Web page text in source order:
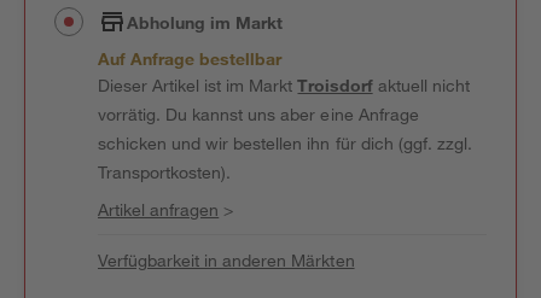
Abholung im Markt
Auf Anfrage bestellbar
Dieser Artikel ist im MarktTroisdorfaktuell nicht
vorrätig. Du kannst uns aber eine Anfrage
schicken und wir bestellen ihn für dich (ggf. zzgl.
Transportkosten).
Artikel anfragen >
Verfügbarkeit in anderen Märkten